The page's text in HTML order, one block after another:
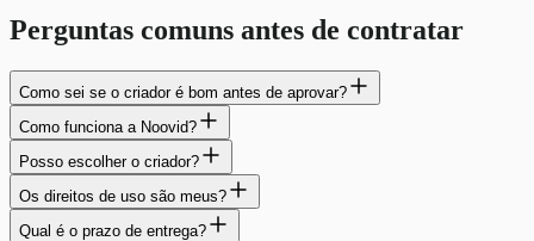
Perguntas comuns antes de contratar
Como sei se o criador é bom antes de aprovar?
Como funciona a Noovid?
Posso escolher o criador?
Os direitos de uso são meus?
Qual é o prazo de entrega?